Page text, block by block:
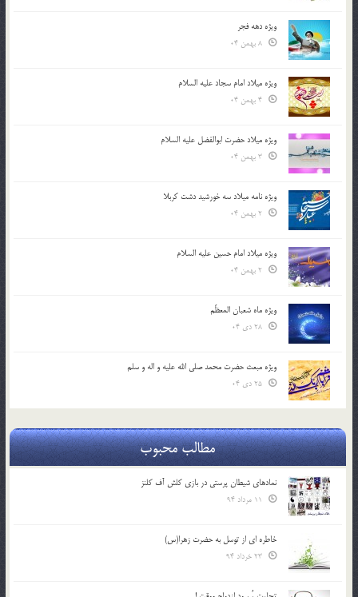
ویژه دهه فجر
ویژه میلاد امام سجاد علیه السلام
ویژه میلاد حضرت ابوالفضل علیه السلام
ویژه نامه میلاد سه خورشید دشت کربلا
ویژه میلاد امام حسین علیه السلام
ویژه ماه شعبان المعظّم
ویژه مبعث حضرت محمد صلی الله علیه و اله و سلم
مطالب محبوب
نمادهای شیطان پرستی در بازی کلش آف کلنز
خاطره ای از توسل به حضرت زهرا(س)